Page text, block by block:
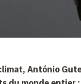
António